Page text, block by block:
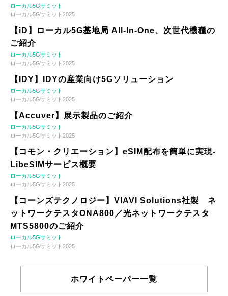
ローカル5Gサミット
ローカル5Gサミット2025
【iD】ローカル5G基地局 All-In-One、次世代機種の
ご紹介
ローカル5Gサミット
ローカル5Gサミット2025
【IDY】IDYの産業向け5Gソリューション
ローカル5Gサミット
ローカル5Gサミット2025
【Accuver】展示製品のご紹介
ローカル5Gサミット
ローカル5Gサミット2025
【コモン・クリエーション】eSIM配布を簡単に実現-
LibeSIMサービス概要
ローカル5Gサミット
ローカル5Gサミット2025
【コーンズテクノロジー】VIAVI Solutions社製 ネ
ットワークテスタONA800／光ネットワークテスタ
MTS5800のご紹介
ローカル5Gサミット
ローカル5Gサミット2025
ホワイトペーパー一覧